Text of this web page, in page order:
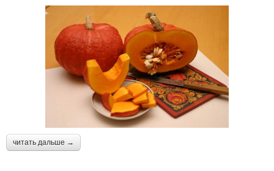
читать дальше →